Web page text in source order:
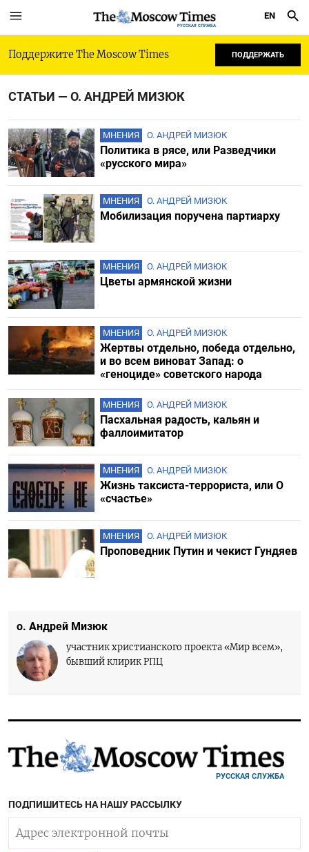
РУССКАЯ СЛУЖБА
EN
Поддержите The Moscow Times ПОДДЕРЖАТЬ
СТАТЬИ — О. АНДРЕЙ МИЗЮК
МНЕНИЯ О. АНДРЕЙ МИЗЮК
Политика в рясе, или Разведчики
«русского мира»
МНЕНИЯ О. АНДРЕЙ МИЗЮК
Мобилизация поручена партиарху
МНЕНИЯ О. АНДРЕЙ МИЗЮК
Цветы армянской жизни
МНЕНИЯ О. АНДРЕЙ МИЗЮК
Жертвы отдельно, победа отдельно,
и во всем виноват Запад: о
«геноциде» советского народа
МНЕНИЯ О. АНДРЕЙ МИЗЮК
Пасхальная радость, кальян и
фаллоимитатор
МНЕНИЯ О. АНДРЕЙ МИЗЮК
Жизнь таксиста-террориста, или О
«счастье»
МНЕНИЯ О. АНДРЕЙ МИЗЮК
Проповедник Путин и чекист Гундяев
о. Андрей Мизюк
участник христианского проекта «Мир всем»,
бывший клирик РПЦ
РУССКАЯ СЛУЖБА
ПОДПИШИТЕСЬ НА НАШУ РАССЫЛКУ